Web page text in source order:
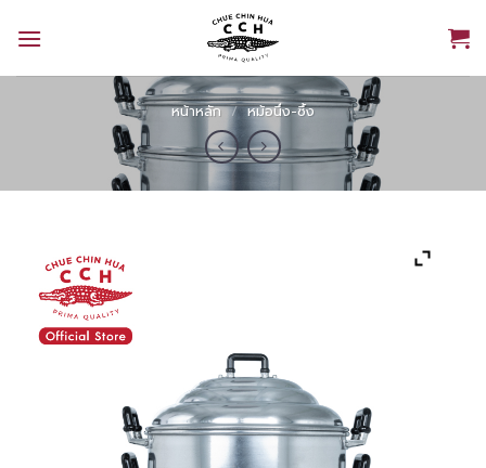
หน้าหลัก / หม้อนึ่ง-ซึ้ง